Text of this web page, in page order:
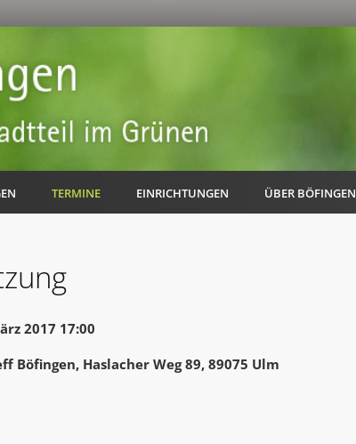
TERMINE EINRICHTUNGEN ÜBER BÖFINGEN
2017 17:00
Böfingen, Haslacher Weg 89, 89075 Ulm